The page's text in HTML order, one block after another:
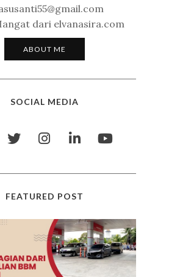
dari elvanasira.com
ABOUT ME
SOCIAL MEDIA
FEATURED POST